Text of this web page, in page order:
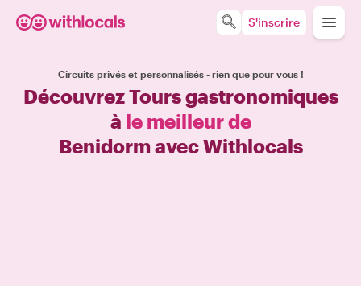
S'inscrire
Circuits privés et personnalisés - rien que pour vous !
Découvrez Tours gastronomiques
à le meilleur de
Benidorm avec Withlocals